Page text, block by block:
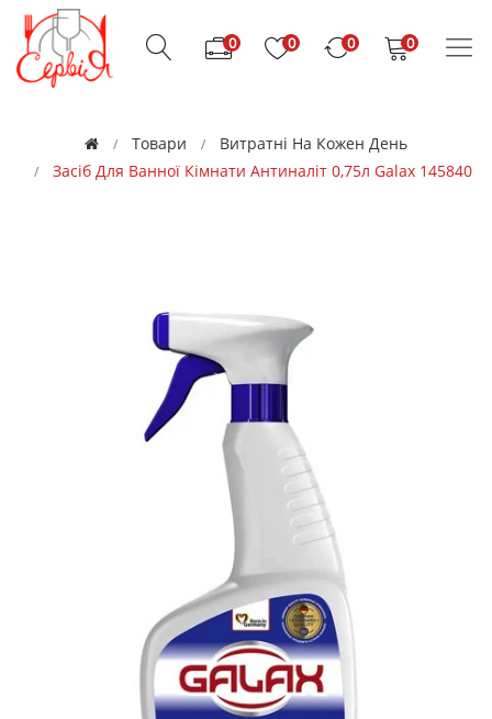
0 0 0 0
Товари
Витратні На Кожен День
Засіб Для Ванної Кімнати Антиналіт 0,75л Galax 145840